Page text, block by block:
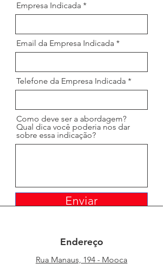
Empresa Indicada
Email da Empresa Indicada
Telefone da Empresa Indicada
Como deve ser a abordagem?
Qual dica você poderia nos dar
sobre essa indicação?
Enviar
Endereço
Rua Manaus, 194 - Mooca